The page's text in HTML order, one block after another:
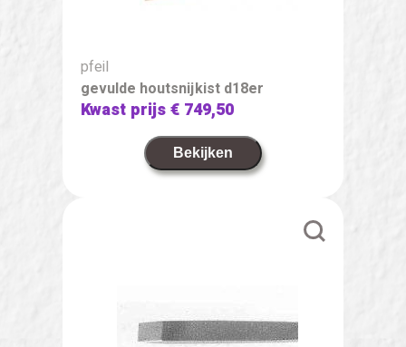
pfeil
gevulde houtsnijkist d18er
Kwast prijs€ 749,50
Bekijken